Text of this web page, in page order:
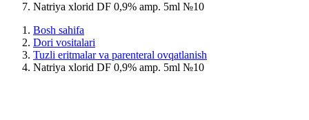
Natriya xlorid DF 0,9% amp. 5ml №10
Bosh sahifa
Dori vositalari
Tuzli eritmalar va parenteral ovqatlanish
Natriya xlorid DF 0,9% amp. 5ml №10